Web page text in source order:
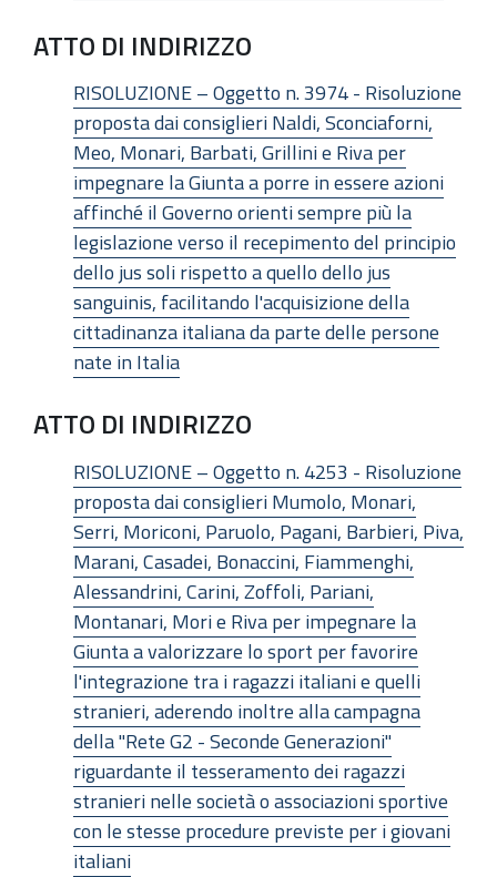
ATTO DI INDIRIZZO
RISOLUZIONE – Oggetto n. 3974 - Risoluzione
proposta dai consiglieri Naldi, Sconciaforni,
Meo, Monari, Barbati, Grillini e Riva per
impegnare la Giunta a porre in essere azioni
affinché il Governo orienti sempre più la
legislazione verso il recepimento del principio
dello jus soli rispetto a quello dello jus
sanguinis, facilitando l'acquisizione della
cittadinanza italiana da parte delle persone
nate in Italia
ATTO DI INDIRIZZO
RISOLUZIONE – Oggetto n. 4253 - Risoluzione
proposta dai consiglieri Mumolo, Monari,
Serri, Moriconi, Paruolo, Pagani, Barbieri, Piva,
Marani, Casadei, Bonaccini, Fiammenghi,
Alessandrini, Carini, Zoffoli, Pariani,
Montanari, Mori e Riva per impegnare la
Giunta a valorizzare lo sport per favorire
l'integrazione tra i ragazzi italiani e quelli
stranieri, aderendo inoltre alla campagna
della "Rete G2 - Seconde Generazioni"
riguardante il tesseramento dei ragazzi
stranieri nelle società o associazioni sportive
con le stesse procedure previste per i giovani
italiani